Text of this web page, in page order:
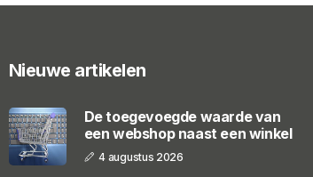
Nieuwe artikelen
De toegevoegde waarde van
een webshop naast een winkel
4 augustus 2026